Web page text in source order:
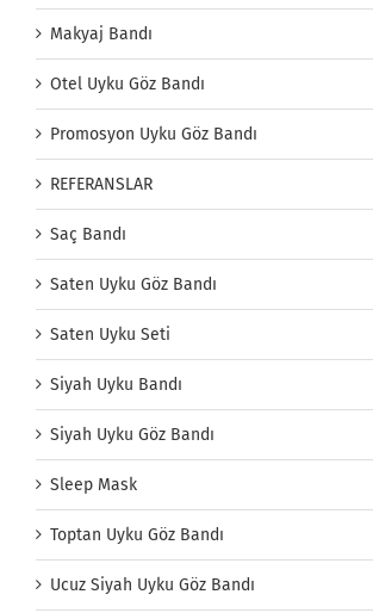
Makyaj Bandı
Otel Uyku Göz Bandı
Promosyon Uyku Göz Bandı
REFERANSLAR
Saç Bandı
Saten Uyku Göz Bandı
Saten Uyku Seti
Siyah Uyku Bandı
Siyah Uyku Göz Bandı
Sleep Mask
Toptan Uyku Göz Bandı
Ucuz Siyah Uyku Göz Bandı